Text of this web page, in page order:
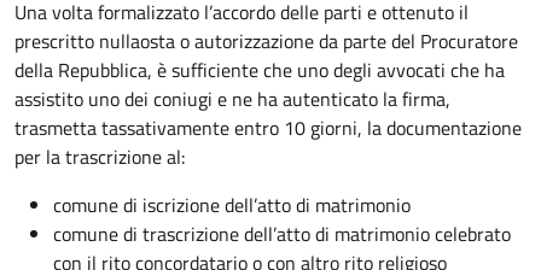
Una volta formalizzato l’accordo delle parti e ottenuto il
prescritto nullaosta o autorizzazione da parte del Procuratore
della Repubblica, è sufficiente che uno degli avvocati che ha
assistito uno dei coniugi e ne ha autenticato la firma,
trasmetta tassativamente entro 10 giorni, la documentazione
per la trascrizione al:
comune di iscrizione dell’atto di matrimonio
comune di trascrizione dell’atto di matrimonio celebrato
con il rito concordatario o con altro rito religioso